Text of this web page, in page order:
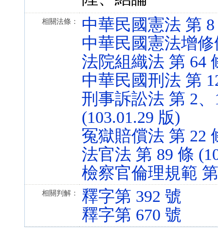
相關法條：
中華民國憲法 第 8
中華民國憲法增修
法院組織法 第 64
中華民國刑法 第
刑事訴訟法 第 2、
(103.01.29 版)
冤獄賠償法 第 22
法官法 第 89 條
檢察官倫理規範
相關判解：
釋字第 392 號
釋字第 670 號